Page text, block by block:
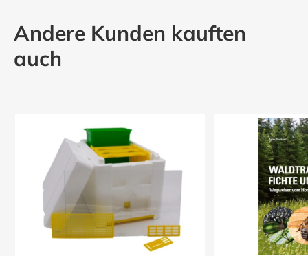
Andere Kunden kauften
auch